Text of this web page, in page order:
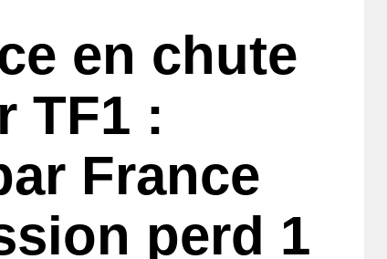
en chute
TF1 :
France
perd 1